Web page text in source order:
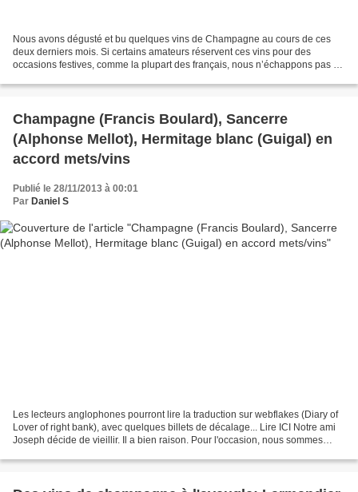
Nous avons dégusté et bu quelques vins de Champagne au cours de ces
deux derniers mois. Si certains amateurs réservent ces vins pour des
occasions festives, comme la plupart des français, nous n’échappons pas à
Champagne (Francis Boulard), Sancerre
(Alphonse Mellot), Hermitage blanc (Guigal) en
accord mets/vins
Publié le 28/11/2013 à 00:01
Par Daniel S
Les lecteurs anglophones pourront lire la traduction sur webflakes (Diary of
Lover of right bank), avec quelques billets de décalage... Lire ICI Notre ami
Joseph décide de vieillir. Il a bien raison. Pour l'occasion, nous sommes